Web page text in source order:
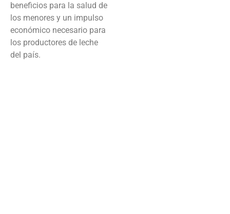
beneficios para la salud de
los menores y un impulso
económico necesario para
los productores de leche
del país.